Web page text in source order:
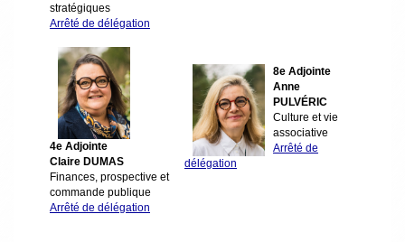
stratégiques
Arrêté de délégation
4e Adjointe
Claire DUMAS
Finances, prospective et
commande publique
Arrêté de délégation
8e Adjointe
Anne
PULVÉRIC
Culture et vie
associative
Arrêté de
délégation